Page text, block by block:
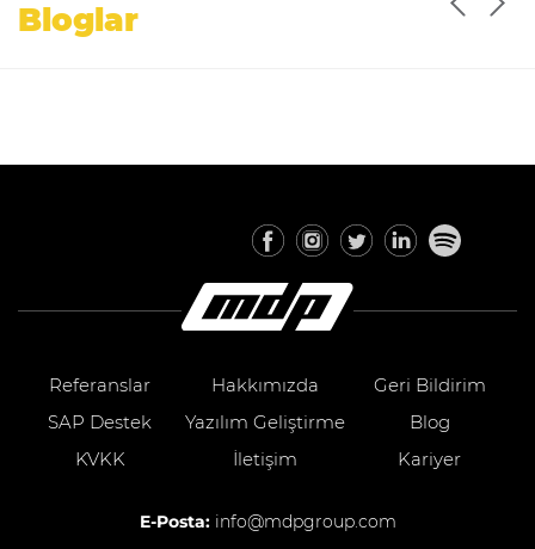
Bloglar
Referanslar Hakkımızda
Geri Bildirim
SAP Destek
Yazılım Geliştirme
Blog
KVKK
İletişim Kariyer
E-Posta: info@mdpgroup.com